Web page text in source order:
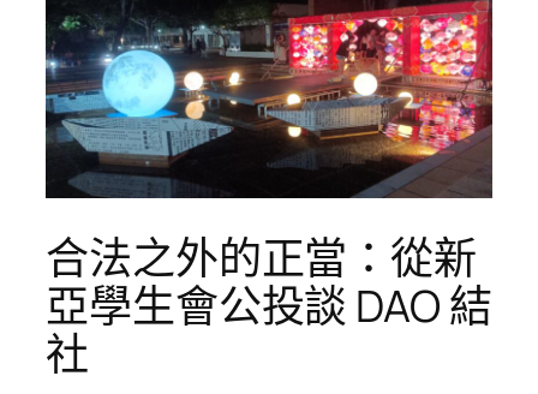
合法之外的正當：從新
亞學生會公投談 DAO 結
社